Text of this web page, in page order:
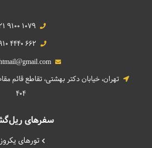
9100 1079
4440 662
railgashtmail@gmail.com
تهران، خیابان دکتر بهشتی، تقاطع قائم
404
سفرهای
تورهای